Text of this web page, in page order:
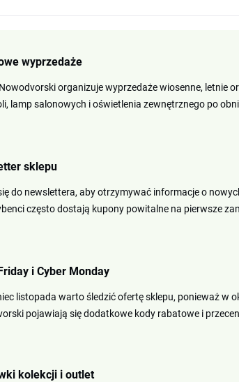
wyprzedaże
organizuje wyprzedaże wiosenne, letnie
lamp salonowych i oświetlenia zewnętrznego po
sklepu
do newslettera, aby otrzymywać informacje o
często dostają kupony powitalne na pierwsze
i Cyber Monday
listopada warto śledzić ofertę sklepu, ponieważ w
pojawiają się dodatkowe kody rabatowe i
kolekcji i outlet